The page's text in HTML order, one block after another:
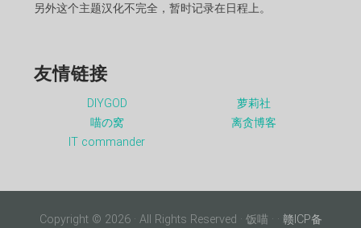
另外这个主题汉化不完全，暂时记录在日程上。
友情链接
DIYGOD
喵の窝
IT commander
萝莉社
离贪博客
Copyright © 2026 · All Rights Reserved · 饭喵 · · 赣ICP备